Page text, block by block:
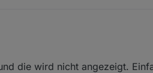
die wird nicht angezeigt.